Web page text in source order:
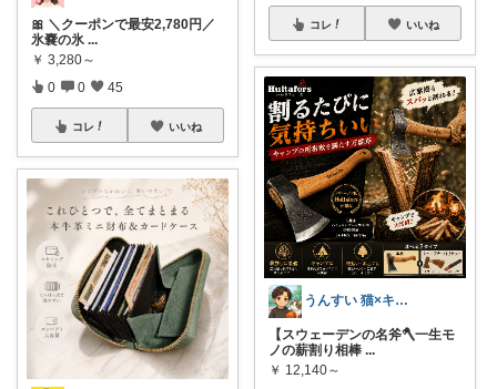
🎀 ＼クーポンで最安2,780円／
氷嚢の氷 ...
￥ 3,280～
0 0 45
コレ いいね
コレ いいね
うんすい 猫×キャンプ×買ったもの紹介
【スウェーデンの名斧🪓一生モ
ノの薪割り相棒 ...
￥ 12,140～